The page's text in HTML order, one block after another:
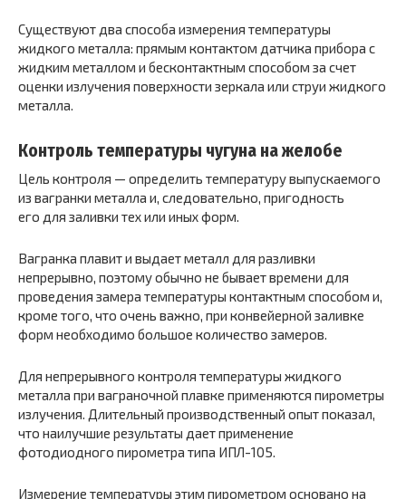
Существуют два способа измерения температуры
жидкого металла: прямым контактом датчика прибора с
жидким металлом и бесконтактным способом за счет
оценки излучения поверхности зеркала или струи жидкого
металла.
Контроль температуры чугуна на желобе
Цель контроля — определить температуру выпускаемого
из вагранки металла и, следовательно, пригодность
его для заливки тех или иных форм.
Вагранка плавит и выдает металл для разливки
непрерывно, поэтому обычно не бывает времени для
проведения замера температуры контактным способом и,
кроме того, что очень важно, при конвейерной заливке
форм необходимо большое количество замеров.
Для непрерывного контроля температуры жидкого
металла при ваграночной плавке применяются пирометры
излучения. Длительный производственный опыт показал,
что наилучшие результаты дает применение
фотодиодного пирометра типа ИПЛ-105.
Измерение температуры этим пирометром основано на